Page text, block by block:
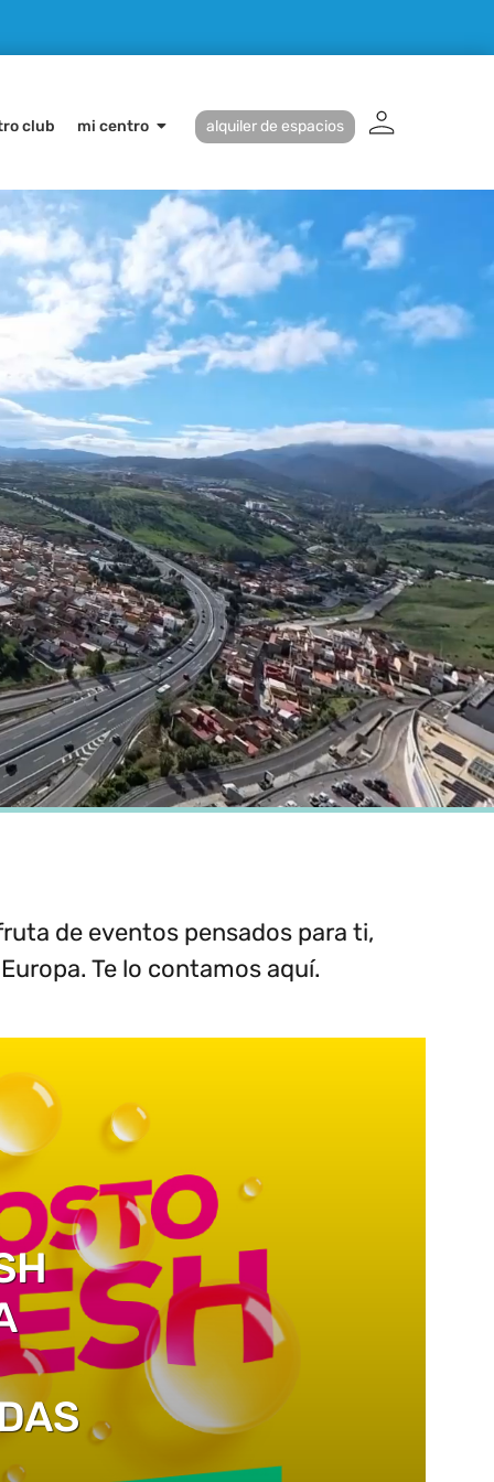
club mi centro alquiler de espacios
de eventos pensados para ti,
Te lo contamos aquí.